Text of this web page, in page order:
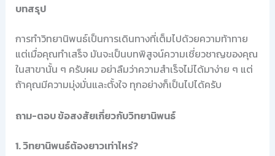
บทสรุป
การทำวิทยานิพนธ์เป็นการเดินทางที่เต็มไปด้วยความท้าทาย
แต่เมื่อคุณทำเสร็จ มันจะเป็นบทพิสูจน์ความเชี่ยวชาญของคุณ
ในสาขานั้น ๆ ครับผม อย่าลืมว่าความสำเร็จไม่ได้มาง่าย ๆ แต่
ถ้าคุณมีความมุ่งมั่นและตั้งใจ ทุกอย่างก็เป็นไปได้ครับ
ถาม-ตอบ ข้อสงสัยเกี่ยวกับวิทยานิพนธ์
1. วิทยานิพนธ์ต้องยาวเท่าไหร่?